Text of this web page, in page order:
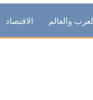
العرب والعالم الاقتصاد